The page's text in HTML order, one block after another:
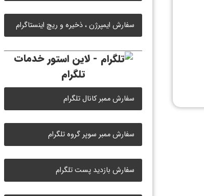
سفارش ایمپرژن ، ذخیره و ریچ اینستاگرام
خدمات
تلگرام
سفارش ممبر کانال تلگرام
سفارش ممبر سوپر گروه تلگرام
سفارش بازدید پست تلگرام